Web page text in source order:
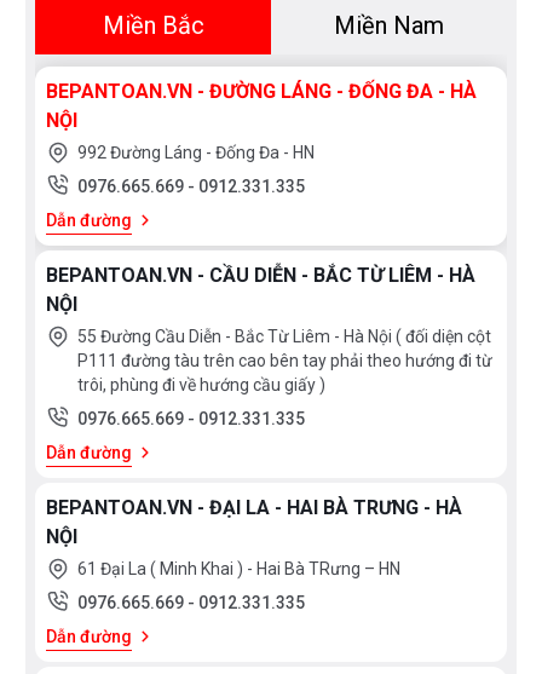
các sản phẩm thiết bị nhà bếp và thiết bị phòng
tắm vui lòng liên hệ với chúng tôi
theo
nhất hoặc tới trực tiếp địa chỉ hệ thống của Bếp an
toàn để được tư vấn tốt nhất từ các nhân viên bán
hàng của chúng tôi!
Miền Bắc Miền Nam
BEPANTOAN.VN - ĐƯỜNG LÁNG - ĐỐNG ĐA - HÀ
NỘI
992 Đường Láng - Đống Đa - HN
0976.665.669 - 0912.331.335
Dẫn đường
BEPANTOAN.VN - CẦU DIỄN - BẮC TỪ LIÊM - HÀ
NỘI
55 Đường Cầu Diễn - Bắc Từ Liêm - Hà Nội ( đối diện cột
P111 đường tàu trên cao bên tay phải theo hướng đi từ
trôi, phùng đi về hướng cầu giấy )
0976.665.669 - 0912.331.335
Dẫn đường
BEPANTOAN.VN - ĐẠI LA - HAI BÀ TRƯNG - HÀ
NỘI
61 Đại La ( Minh Khai ) - Hai Bà TRưng – HN
0976.665.669 - 0912.331.335
Dẫn đường